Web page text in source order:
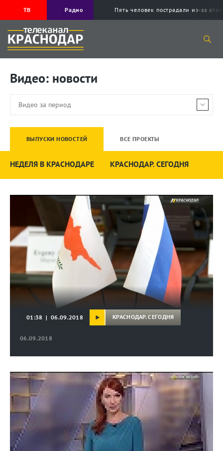
ТВ Радио Пять человек пострадали из-за
Видео: новости
ВЫПУСКИ НОВОСТЕЙ ВСЕ ПРОЕКТЫ
НЕДЕЛЯ В КРАСНОДАРЕ КРАСНОДАР. СЕГОДНЯ
06.09.2018
01:38 | 06.09.2018 КРАСНОДАР. СЕГОДНЯ